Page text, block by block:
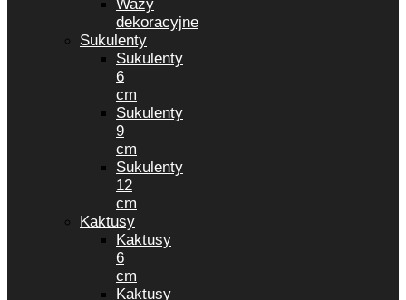
Wazy
dekoracyjne
Sukulenty
Sukulenty
6
cm
Sukulenty
9
cm
Sukulenty
12
cm
Kaktusy
Kaktusy
6
cm
Kaktusy